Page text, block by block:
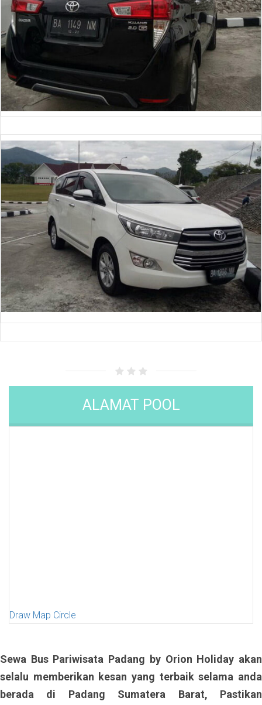
ALAMAT POOL
Draw Map Circle
Sewa Bus Pariwisata Padang by Orion Holiday akan
selalu memberikan kesan yang terbaik selama anda
berada di Padang Sumatera Barat, Pastikan